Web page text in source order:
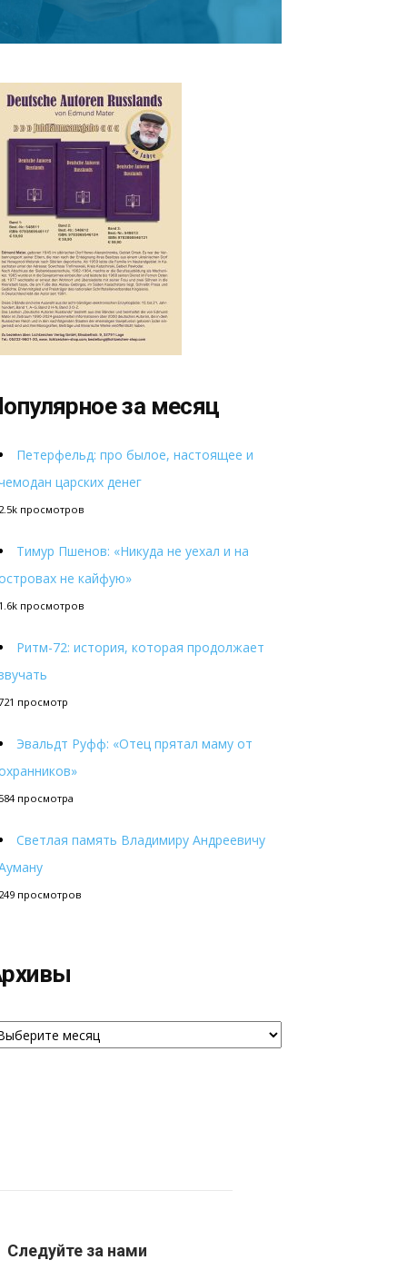
за месяц
Петерфельд: про былое, настоящее и
царских денег
просмотров
Тимур Пшенов: «Никуда не уехал и на
не кайфую»
просмотров
Ритм-72: история, которая продолжает
просмотр
Эвальдт Руфф: «Отец прятал маму от
просмотра
Светлая память Владимиру Андреевичу
просмотров
Следуйте за нами